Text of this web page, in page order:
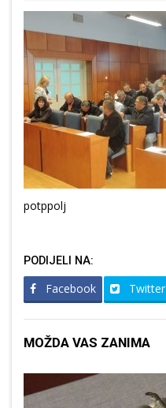
potppolj
PODIJELI NA:
Facebook Twitter
MOŽDA VAS ZANIMA